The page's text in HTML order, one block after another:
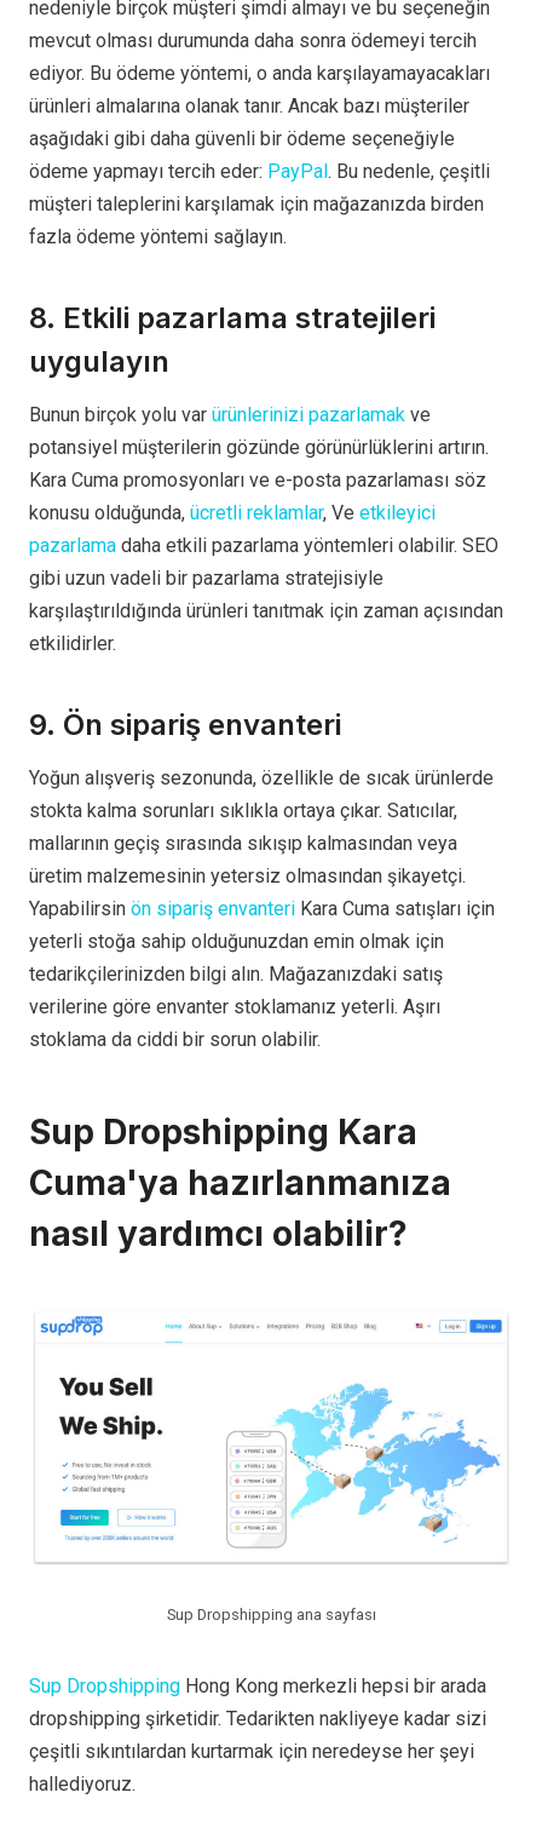
nedeniyle birçok müşteri şimdi almayı ve bu seçeneğin
mevcut olması durumunda daha sonra ödemeyi tercih
ediyor. Bu ödeme yöntemi, o anda karşılayamayacakları
ürünleri almalarına olanak tanır. Ancak bazı müşteriler
aşağıdaki gibi daha güvenli bir ödeme seçeneğiyle
ödeme yapmayı tercih eder: PayPal. Bu nedenle, çeşitli
müşteri taleplerini karşılamak için mağazanızda birden
fazla ödeme yöntemi sağlayın.
8. Etkili pazarlama stratejileri
uygulayın
Bunun birçok yolu var ürünlerinizi pazarlamak ve
potansiyel müşterilerin gözünde görünürlüklerini artırın.
Kara Cuma promosyonları ve e-posta pazarlaması söz
konusu olduğunda, ücretli reklamlar, Ve etkileyici
pazarlama daha etkili pazarlama yöntemleri olabilir. SEO
gibi uzun vadeli bir pazarlama stratejisiyle
karşılaştırıldığında ürünleri tanıtmak için zaman açısından
etkilidirler.
9. Ön sipariş envanteri
Yoğun alışveriş sezonunda, özellikle de sıcak ürünlerde
stokta kalma sorunları sıklıkla ortaya çıkar. Satıcılar,
mallarının geçiş sırasında sıkışıp kalmasından veya
üretim malzemesinin yetersiz olmasından şikayetçi.
Yapabilirsin ön sipariş envanteri Kara Cuma satışları için
yeterli stoğa sahip olduğunuzdan emin olmak için
tedarikçilerinizden bilgi alın. Mağazanızdaki satış
verilerine göre envanter stoklamanız yeterli. Aşırı
stoklama da ciddi bir sorun olabilir.
Sup Dropshipping Kara
Cuma'ya hazırlanmanıza
nasıl yardımcı olabilir?
Sup Dropshipping ana sayfası
Sup Dropshipping Hong Kong merkezli hepsi bir arada
dropshipping şirketidir. Tedarikten nakliyeye kadar sizi
çeşitli sıkıntılardan kurtarmak için neredeyse her şeyi
hallediyoruz.